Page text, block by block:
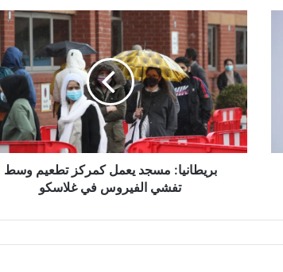
بريطانيا:
مسجد
يعمل
كمركز
تطعيم
وسط
تفشي
الفيروس
في
غلاسكوبريطانيا: مسجد يعمل كمركز تطعيم وسط
تفشي الفيروس في غلاسكو